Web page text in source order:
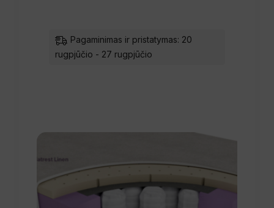
Pagaminimas ir pristatymas: 20
rugpjūčio - 27 rugpjūčio